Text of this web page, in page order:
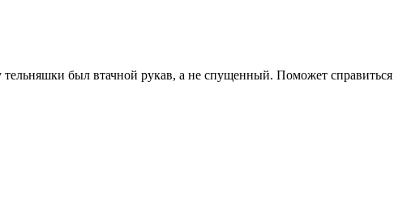
был втачной рукав, а не спущенный. Поможет